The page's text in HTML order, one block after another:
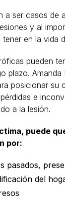
a ser casos de
y al
en la vida
pueden
plazo. Amanda
posicionar su
e
a la lesión.
puede
por:
pasados,
del